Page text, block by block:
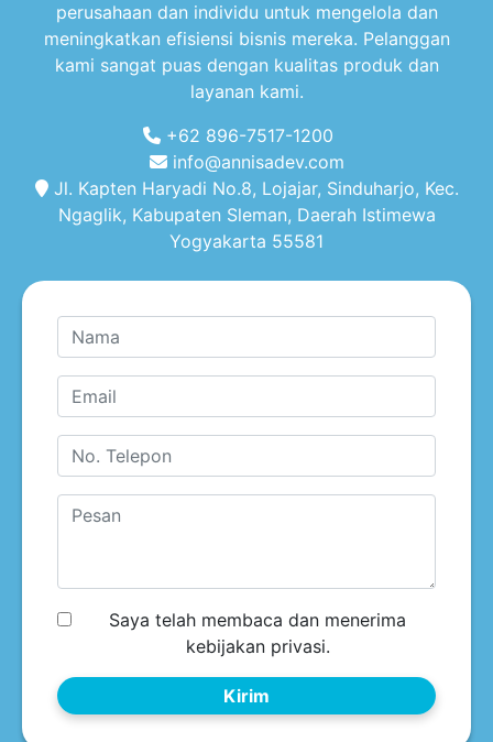
perusahaan dan individu untuk mengelola dan
meningkatkan efisiensi bisnis mereka. Pelanggan
kami sangat puas dengan kualitas produk dan
layanan kami.
+62 896-7517-1200
info@annisadev.com
Jl. Kapten Haryadi No.8, Lojajar, Sinduharjo, Kec.
Ngaglik, Kabupaten Sleman, Daerah Istimewa
Yogyakarta 55581
Saya telah membaca dan menerima
kebijakan privasi.
Kirim